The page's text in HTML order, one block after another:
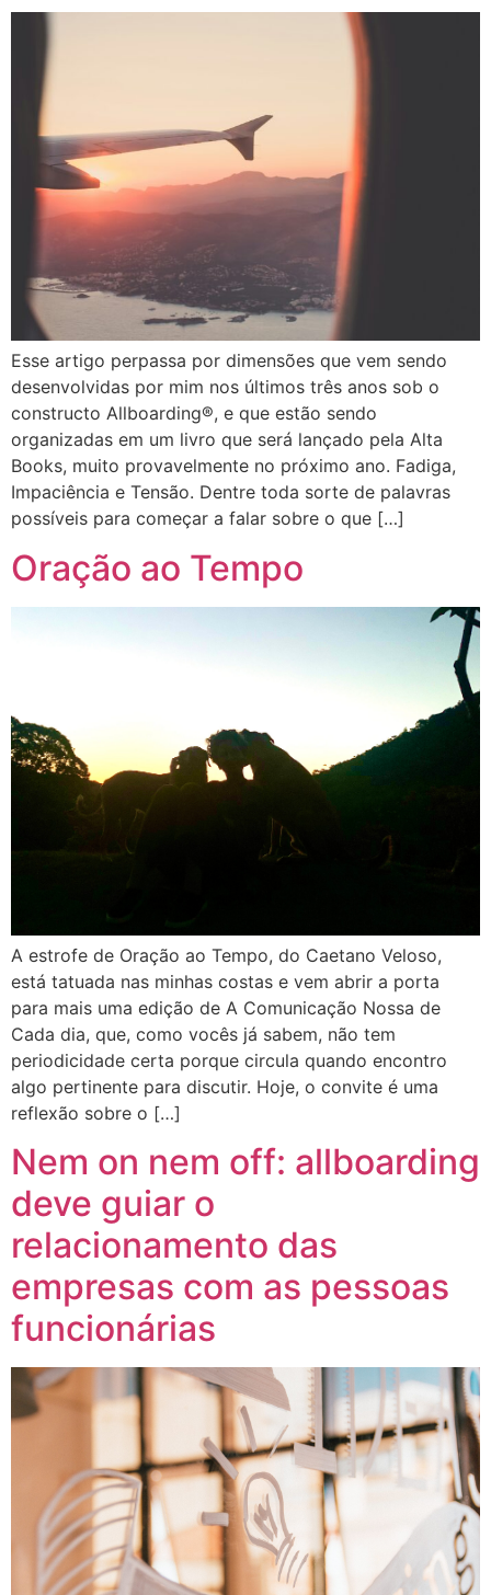
Esse artigo perpassa por dimensões que vem sendo
desenvolvidas por mim nos últimos três anos sob o
constructo Allboarding®, e que estão sendo
organizadas em um livro que será lançado pela Alta
Books, muito provavelmente no próximo ano. Fadiga,
Impaciência e Tensão. Dentre toda sorte de palavras
possíveis para começar a falar sobre o que […]
Oração ao Tempo
A estrofe de Oração ao Tempo, do Caetano Veloso,
está tatuada nas minhas costas e vem abrir a porta
para mais uma edição de A Comunicação Nossa de
Cada dia, que, como vocês já sabem, não tem
periodicidade certa porque circula quando encontro
algo pertinente para discutir. Hoje, o convite é uma
reflexão sobre o […]
Nem on nem off: allboarding
deve guiar o
relacionamento das
empresas com as pessoas
funcionárias